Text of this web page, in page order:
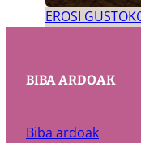
EROSI
BIBA ARDOAK
Biba ardoak